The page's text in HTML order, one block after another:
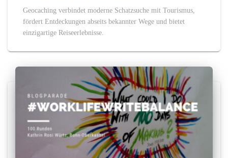
Geocaching verbindet moderne Schatzsuche mit Tourismus,
fördert Entdeckungen abseits bekannter Wege und bietet
einzigartige Reiseerlebnisse.